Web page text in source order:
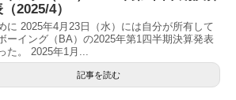
2025/4）
に 2025年4月23日（水）には自分が所有して
ーイング（BA）の2025年第1四半期決算発表
た。 2025年1月...
記事を読む